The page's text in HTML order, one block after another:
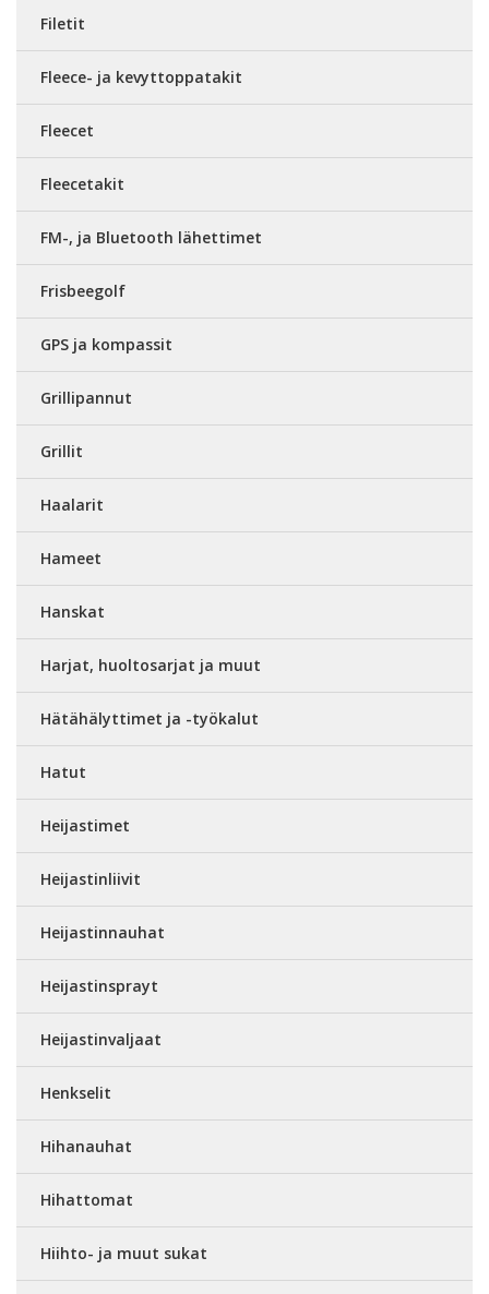
Filetit
Fleece- ja kevyttoppatakit
Fleecet
Fleecetakit
FM-, ja Bluetooth lähettimet
Frisbeegolf
GPS ja kompassit
Grillipannut
Grillit
Haalarit
Hameet
Hanskat
Harjat, huoltosarjat ja muut
Hätähälyttimet ja -työkalut
Hatut
Heijastimet
Heijastinliivit
Heijastinnauhat
Heijastinsprayt
Heijastinvaljaat
Henkselit
Hihanauhat
Hihattomat
Hiihto- ja muut sukat